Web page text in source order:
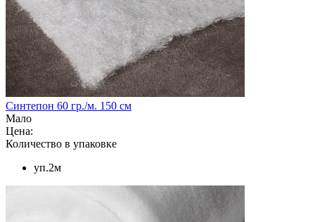
Синтепон 60 гр./м. 150 см
Мало
Цена:
Количество в упаковке
уп.2м